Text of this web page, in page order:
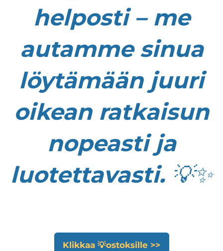
helposti – me
autamme sinua
löytämään juuri
oikean ratkaisun
nopeasti ja
luotettavasti. 💡✨
Klikkaa 💡ostoksille >>